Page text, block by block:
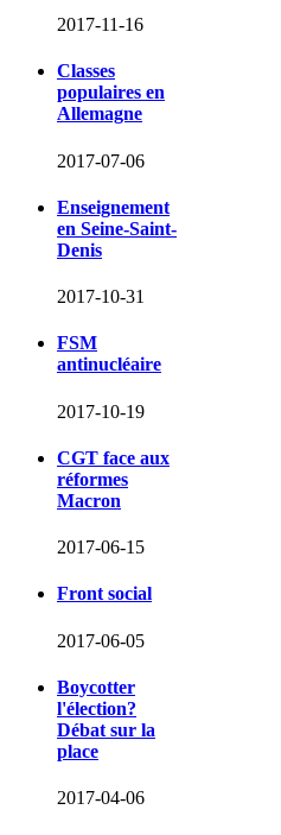
2017-11-16
Classes
populaires en
Allemagne
2017-07-06
Enseignement
en Seine-Saint-
Denis
2017-10-31
FSM
antinucléaire
2017-10-19
CGT face aux
réformes
Macron
2017-06-15
Front social
2017-06-05
Boycotter
l'élection?
Débat sur la
place
2017-04-06